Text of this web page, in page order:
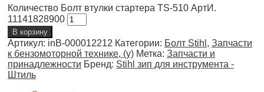
Количество Болт втулки стартера TS-510 АртИ.
11141828900
В корзину
Артикул: inВ-000012212 Категории: Болт Stihl , Запчасти
к бензомоторной технике, (у) Метка: Запчасти и
принадлежности Бренд: Stihl зип для инструмента -
Штиль